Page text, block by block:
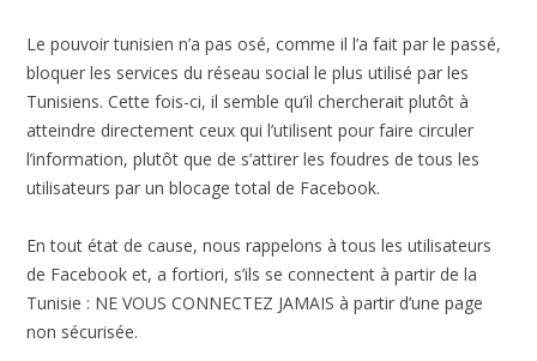
Le pouvoir tunisien n’a pas osé, comme il l’a fait par le passé,
bloquer les services du réseau social le plus utilisé par les
Tunisiens. Cette fois-ci, il semble qu’il chercherait plutôt à
atteindre directement ceux qui l’utilisent pour faire circuler
l’information, plutôt que de s’attirer les foudres de tous les
utilisateurs par un blocage total de Facebook.
En tout état de cause, nous rappelons à tous les utilisateurs
de Facebook et, a fortiori, s’ils se connectent à partir de la
Tunisie : NE VOUS CONNECTEZ JAMAIS à partir d’une page
non sécurisée.